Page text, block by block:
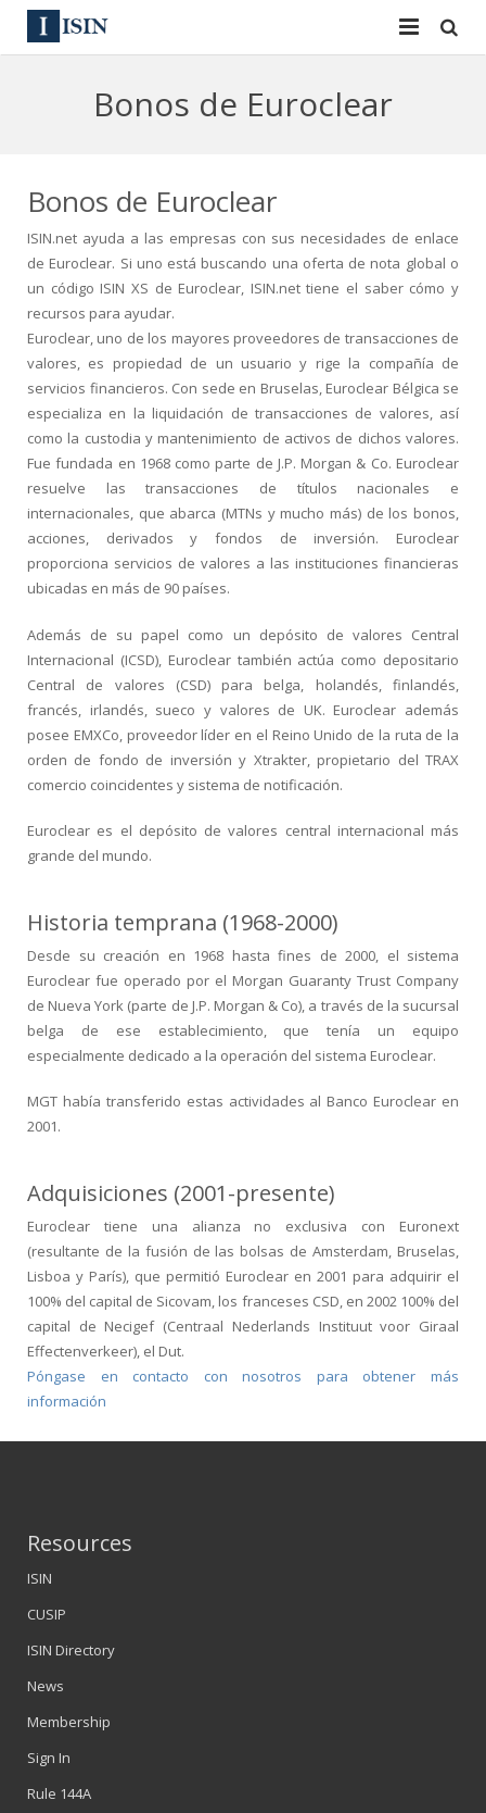
144A
Reg S
Equities
Bulk Orders
News
Contact
Sign In
Apply for a New Identifier
Bonos de Euroclear
Bonos de Euroclear
ISIN.net ayuda a las empresas con sus necesidades de enlace
de Euroclear. Si uno está buscando una oferta de nota global o
un código ISIN XS de Euroclear, ISIN.net tiene el saber cómo y
recursos para ayudar.
Euroclear, uno de los mayores proveedores de transacciones de
valores, es propiedad de un usuario y rige la compañía de
servicios financieros. Con sede en Bruselas, Euroclear Bélgica se
especializa en la liquidación de transacciones de valores, así
como la custodia y mantenimiento de activos de dichos valores.
Fue fundada en 1968 como parte de J.P. Morgan & Co. Euroclear
resuelve las transacciones de títulos nacionales e
internacionales, que abarca (MTNs y mucho más) de los bonos,
acciones, derivados y fondos de inversión. Euroclear
proporciona servicios de valores a las instituciones financieras
ubicadas en más de 90 países.
Además de su papel como un depósito de valores Central
Internacional (ICSD), Euroclear también actúa como depositario
Central de valores (CSD) para belga, holandés, finlandés,
francés, irlandés, sueco y valores de UK. Euroclear además
posee EMXCo, proveedor líder en el Reino Unido de la ruta de la
orden de fondo de inversión y Xtrakter, propietario del TRAX
comercio coincidentes y sistema de notificación.
Euroclear es el depósito de valores central internacional más
grande del mundo.
Historia temprana (1968-2000)
Desde su creación en 1968 hasta fines de 2000, el sistema
Euroclear fue operado por el Morgan Guaranty Trust Company
de Nueva York (parte de J.P. Morgan & Co), a través de la sucursal
belga de ese establecimiento, que tenía un equipo
especialmente dedicado a la operación del sistema Euroclear.
MGT había transferido estas actividades al Banco Euroclear en
2001.
Adquisiciones (2001-presente)
Euroclear tiene una alianza no exclusiva con Euronext
(resultante de la fusión de las bolsas de Amsterdam, Bruselas,
Lisboa y París), que permitió Euroclear en 2001 para adquirir el
100% del capital de Sicovam, los franceses CSD, en 2002 100% del
capital de Necigef (Centraal Nederlands Instituut voor Giraal
Effectenverkeer), el Dut.
Póngase en contacto con nosotros para obtener más
información
Resources
ISIN
CUSIP
ISIN Directory
News
Membership
Sign In
Rule 144A